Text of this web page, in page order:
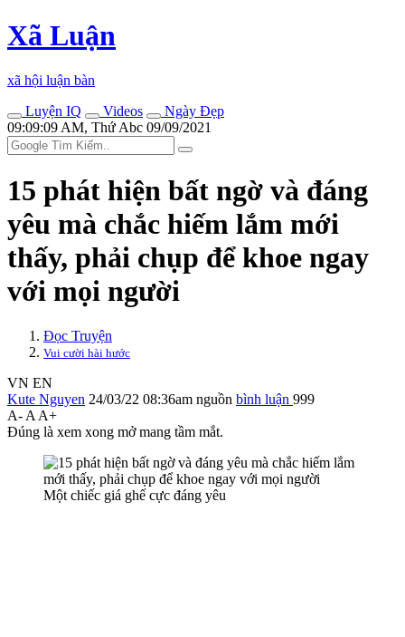
Xã Luận
xã hội luận bàn
Luyện IQ
Videos
Ngày Đẹp
09:09:09 AM, Thứ Abc 09/09/2021
15 phát hiện bất ngờ và đáng
yêu mà chắc hiếm lắm mới
thấy, phải chụp để khoe ngay
với mọi người
Đọc Truyện
Vui cười hài hước
VN EN
Kute Nguyen 24/03/22 08:36am nguồn bình luận 999
A- A A+
Đúng là xem xong mở mang tầm mắt.
Một chiếc giá ghế cực đáng yêu